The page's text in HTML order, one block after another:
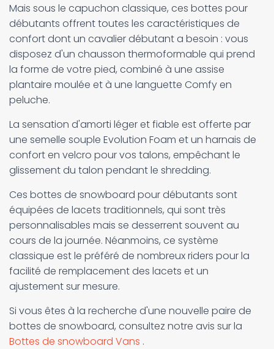
Mais sous le capuchon classique, ces bottes pour
débutants offrent toutes les caractéristiques de
confort dont un cavalier débutant a besoin : vous
disposez d'un chausson thermoformable qui prend
la forme de votre pied, combiné à une assise
plantaire moulée et à une languette Comfy en
peluche.
La sensation d'amorti léger et fiable est offerte par
une semelle souple Evolution Foam et un harnais de
confort en velcro pour vos talons, empêchant le
glissement du talon pendant le shredding.
Ces bottes de snowboard pour débutants sont
équipées de lacets traditionnels, qui sont très
personnalisables mais se desserrent souvent au
cours de la journée. Néanmoins, ce système
classique est le préféré de nombreux riders pour la
facilité de remplacement des lacets et un
ajustement sur mesure.
Si vous êtes à la recherche d'une nouvelle paire de
bottes de snowboard, consultez notre avis sur la
Bottes de snowboard Vans .